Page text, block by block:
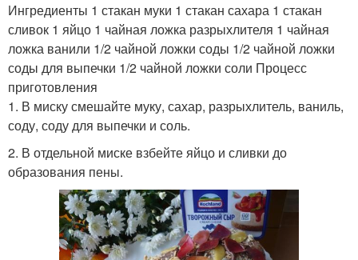
Ингредиенты 1 стакан муки 1 стакан сахара 1 стакан
сливок 1 яйцо 1 чайная ложка разрыхлителя 1 чайная
ложка ванили 1/2 чайной ложки соды 1/2 чайной ложки
соды для выпечки 1/2 чайной ложки соли Процесс
приготовления
1. В миску смешайте муку, сахар, разрыхлитель, ваниль,
соду, соду для выпечки и соль.
2. В отдельной миске взбейте яйцо и сливки до
образования пены.